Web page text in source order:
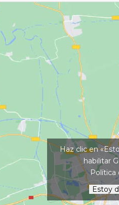
Haz clic en
habilitar
Política
Estoy